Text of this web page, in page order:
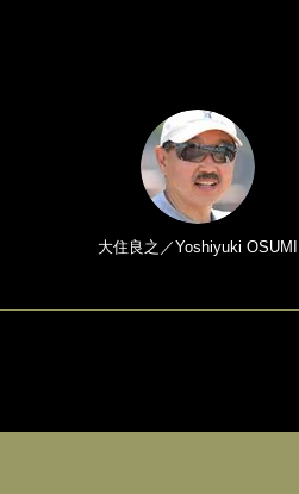
大住良之／Yoshiyuki OSUMI